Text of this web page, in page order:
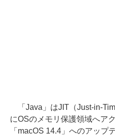
「Java」はJIT（Just-in-
にOSのメモリ保護領域へア
「macOS 14.4」へのアップ